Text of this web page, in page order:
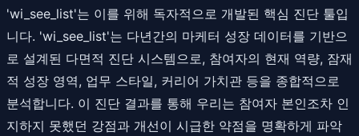
'wi_see_list'는 이를 위해 독자적으로 개발된 핵심 진단 툴입
니다. 'wi_see_list'는 다년간의 마케터 성장 데이터를 기반으
로 설계된 다면적 진단 시스템으로, 참여자의 현재 역량, 잠재
적 성장 영역, 업무 스타일, 커리어 가치관 등을 종합적으로
분석합니다. 이 진단 결과를 통해 우리는 참여자 본인조차 인
지하지 못했던 강점과 개선이 시급한 약점을 명확하게 파악